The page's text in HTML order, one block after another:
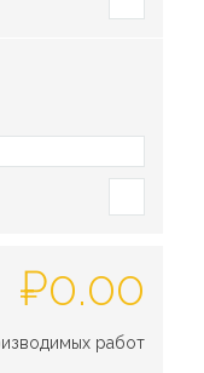
₽0.00
работ